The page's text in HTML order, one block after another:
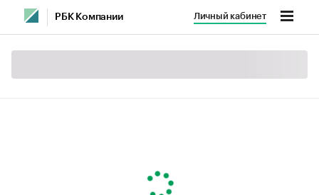
РБК Компании Личный кабинет